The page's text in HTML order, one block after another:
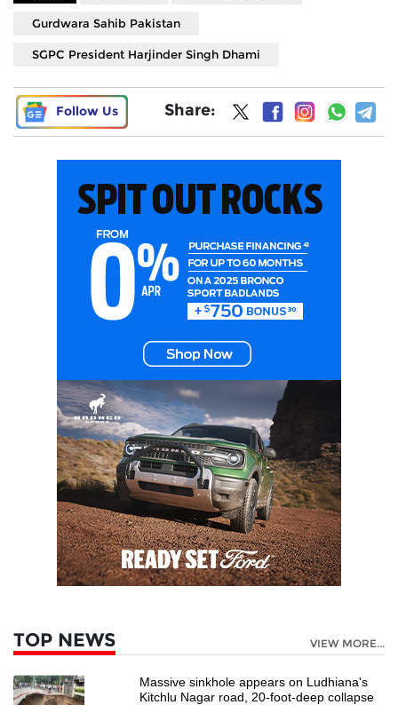
Gurdwara Sahib Pakistan
SGPC President Harjinder Singh Dhami
Follow Us Share:
TOP NEWS VIEW MORE...
Massive sinkhole appears on Ludhiana's
Kitchlu Nagar road, 20-foot-deep collapse